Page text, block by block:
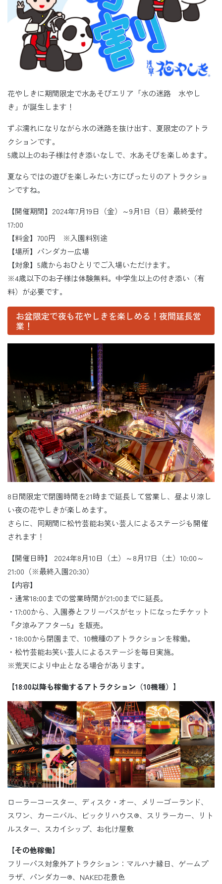
花やしきに期間限定で水あそびエリア「水の迷路 水やし
き」が誕生します！
ずぶ濡れになりながら水の迷路を抜け出す、夏限定のアトラ
クションです。
5歳以上のお子様は付き添いなしで、水あそびを楽しめます。
夏ならではの遊びを楽しみたい方にぴったりのアトラクショ
ンですね。
【開催期間】2024年7月19日（金）～9月1日（日）最終受付
17:00
【料金】700円 ※入園料別途
【場所】パンダカー広場
【対象】5歳からおひとりでご入場いただけます。
※4歳以下のお子様は体験無料。中学生以上の付き添い（有
料）が必要です。
お盆限定で夜も花やしきを楽しめる！夜間延長営
業！
8日間限定で閉園時間を21時まで延長して営業し、昼より涼し
い夜の花やしきが楽しめます。
さらに、同期間に松竹芸能お笑い芸人によるステージも開催
されます！
【開催日時】 2024年8月10日（土）～8月17日（土）10:00～
21:00（※最終入園20:30）
【内容】
・通常18:00までの営業時間が21:00までに延長。
・17:00から、入園券とフリーパスがセットになったチケット
『夕涼みアフター5』を販売。
・18:00から閉園まで、10機種のアトラクションを稼働。
・松竹芸能お笑い芸人によるステージを毎日実施。
※荒天により中止となる場合があります。
【18:00以降も稼働するアトラクション（10機種）】
ローラーコースター、ディスク・オー、メリーゴーランド、
スワン、カーニバル、ビックリハウス®、スリラーカー、リト
ルスター、スカイシップ、お化け屋敷
【その他稼働】
フリーパス対象外アトラクション：マルハナ縁日、ゲームプ
ラザ、パンダカー®、NAKED花景色